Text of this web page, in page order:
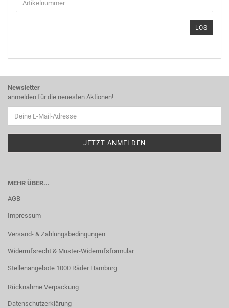
SIE
DIE
EIN.
LOS
Newsletter
anmelden für die neuesten Aktionen!
MEHR ÜBER...
AGB
Impressum
Versand- & Zahlungsbedingungen
Widerrufsrecht & Muster-Widerrufsformular
Stellenangebote 1000 Räder Hamburg
Rücknahme Verpackung
Datenschutzerklärung